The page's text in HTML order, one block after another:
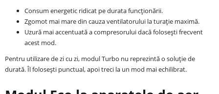
Consum energetic ridicat pe durata funcționării.
Zgomot mai mare din cauza ventilatorului la turație maximă.
Uzură mai accentuată a compresorului dacă folosești frecvent
acest mod.
Pentru utilizare de zi cu zi, modul Turbo nu reprezintă o soluție de
durată. Îl folosești punctual, apoi treci la un mod mai echilibrat.